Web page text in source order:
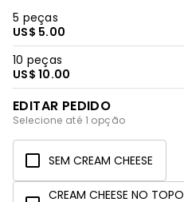
5 peças
US$ 5.00
10 peças
US$ 10.00
EDITAR PEDIDO
Selecione até 1 opção
SEM CREAM CHEESE
CREAM CHEESE NO TOPO